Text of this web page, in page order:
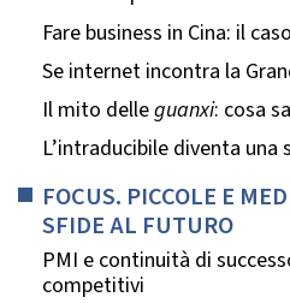
Fare business in Cina: il
Se internet incontra la
Il mito delleguanxi: cosa
L’intraducibile diventa
FOCUS. PICCOLE E
SFIDE AL FUTURO
PMI e continuità di
competitivi